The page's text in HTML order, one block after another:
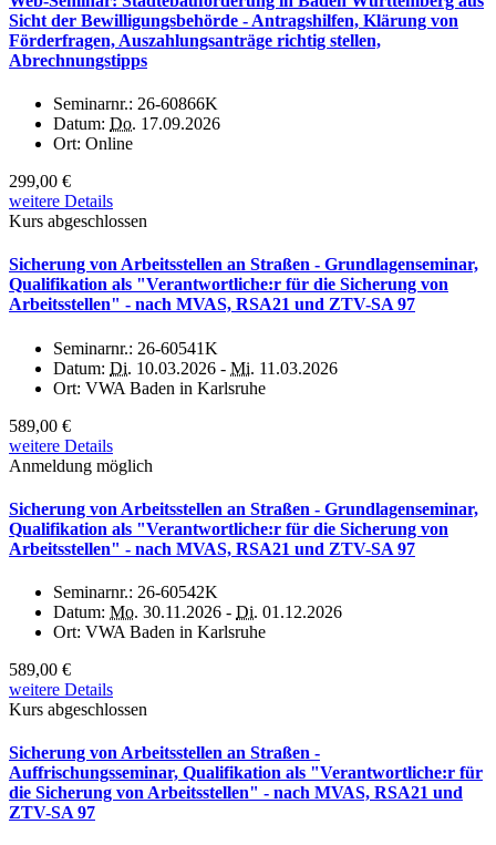
Sicht der Bewilligungsbehörde - Antragshilfen, Klärung von
Förderfragen, Auszahlungsanträge richtig stellen,
Abrechnungstipps
Seminarnr.: 26-60866K
Datum: Do. 17.09.2026
Ort: Online
299,00 €
weitere Details
Kurs abgeschlossen
Sicherung von Arbeitsstellen an Straßen - Grundlagenseminar,
Qualifikation als "Verantwortliche:r für die Sicherung von
Arbeitsstellen" - nach MVAS, RSA21 und ZTV-SA 97
Seminarnr.: 26-60541K
Datum: Di. 10.03.2026 - Mi. 11.03.2026
Ort: VWA Baden in Karlsruhe
589,00 €
weitere Details
Anmeldung möglich
Sicherung von Arbeitsstellen an Straßen - Grundlagenseminar,
Qualifikation als "Verantwortliche:r für die Sicherung von
Arbeitsstellen" - nach MVAS, RSA21 und ZTV-SA 97
Seminarnr.: 26-60542K
Datum: Mo. 30.11.2026 - Di. 01.12.2026
Ort: VWA Baden in Karlsruhe
589,00 €
weitere Details
Kurs abgeschlossen
Sicherung von Arbeitsstellen an Straßen -
Auffrischungsseminar, Qualifikation als "Verantwortliche:r für
die Sicherung von Arbeitsstellen" - nach MVAS, RSA21 und
ZTV-SA 97